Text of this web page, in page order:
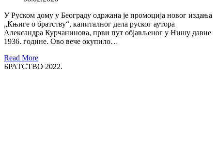
У Руском дому у Београду одржана је промоција новог издања
„Књиге о братству“, капиталног дела руског аутора
Александра Курчанинова, први пут објављеног у Нишу давне
1936. године. Ово вече окупило…
Read More
БРАТСТВО 2022.